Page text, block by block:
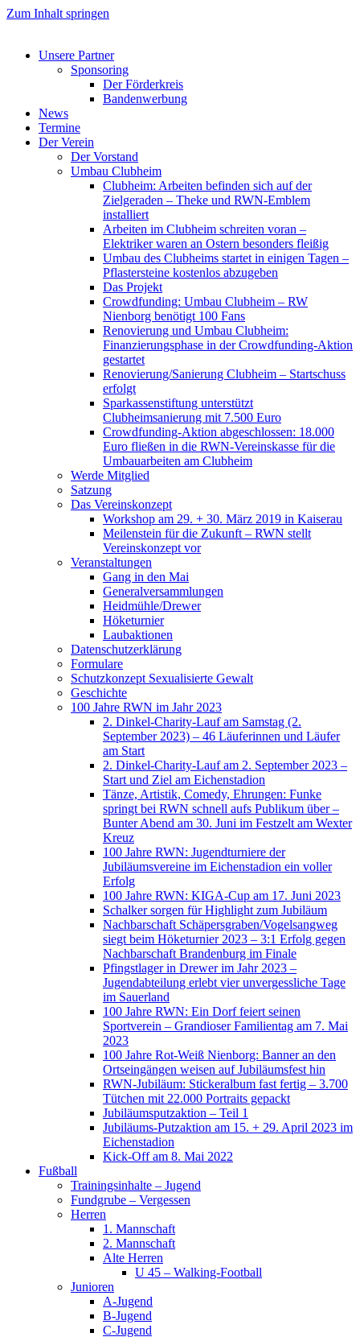
Zum Inhalt springen
Unsere Partner
Sponsoring
Der Förderkreis
Bandenwerbung
News
Termine
Der Verein
Der Vorstand
Umbau Clubheim
Clubheim: Arbeiten befinden sich auf der
Zielgeraden – Theke und RWN-Emblem
installiert
Arbeiten im Clubheim schreiten voran –
Elektriker waren an Ostern besonders fleißig
Umbau des Clubheims startet in einigen Tagen –
Pflastersteine kostenlos abzugeben
Das Projekt
Crowdfunding: Umbau Clubheim – RW
Nienborg benötigt 100 Fans
Renovierung und Umbau Clubheim:
Finanzierungsphase in der Crowdfunding-Aktion
gestartet
Renovierung/Sanierung Clubheim – Startschuss
erfolgt
Sparkassenstiftung unterstützt
Clubheimsanierung mit 7.500 Euro
Crowdfunding-Aktion abgeschlossen: 18.000
Euro fließen in die RWN-Vereinskasse für die
Umbauarbeiten am Clubheim
Werde Mitglied
Satzung
Das Vereinskonzept
Workshop am 29. + 30. März 2019 in Kaiserau
Meilenstein für die Zukunft – RWN stellt
Vereinskonzept vor
Veranstaltungen
Gang in den Mai
Generalversammlungen
Heidmühle/Drewer
Höketurnier
Laubaktionen
Datenschutzerklärung
Formulare
Schutzkonzept Sexualisierte Gewalt
Geschichte
100 Jahre RWN im Jahr 2023
2. Dinkel-Charity-Lauf am Samstag (2.
September 2023) – 46 Läuferinnen und Läufer
am Start
2. Dinkel-Charity-Lauf am 2. September 2023 –
Start und Ziel am Eichenstadion
Tänze, Artistik, Comedy, Ehrungen: Funke
springt bei RWN schnell aufs Publikum über –
Bunter Abend am 30. Juni im Festzelt am Wexter
Kreuz
100 Jahre RWN: Jugendturniere der
Jubiläumsvereine im Eichenstadion ein voller
Erfolg
100 Jahre RWN: KIGA-Cup am 17. Juni 2023
Schalker sorgen für Highlight zum Jubiläum
Nachbarschaft Schäpersgraben/Vogelsangweg
siegt beim Höketurnier 2023 – 3:1 Erfolg gegen
Nachbarschaft Brandenburg im Finale
Pfingstlager in Drewer im Jahr 2023 –
Jugendabteilung erlebt vier unvergessliche Tage
im Sauerland
100 Jahre RWN: Ein Dorf feiert seinen
Sportverein – Grandioser Familientag am 7. Mai
2023
100 Jahre Rot-Weiß Nienborg: Banner an den
Ortseingängen weisen auf Jubiläumsfest hin
RWN-Jubiläum: Stickeralbum fast fertig – 3.700
Tütchen mit 22.000 Portraits gepackt
Jubiläumsputzaktion – Teil 1
Jubiläums-Putzaktion am 15. + 29. April 2023 im
Eichenstadion
Kick-Off am 8. Mai 2022
Fußball
Trainingsinhalte – Jugend
Fundgrube – Vergessen
Herren
1. Mannschaft
2. Mannschaft
Alte Herren
U 45 – Walking-Football
Junioren
A-Jugend
B-Jugend
C-Jugend